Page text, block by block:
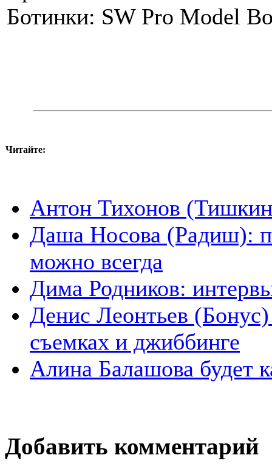
Ботинки: SW Pro Model
Читайте:
Антон Тихонов
Даша Носова (Радиш):
можно всегда
Дима Родников:
Денис Леонтьев
съемках и джиббинге
Алина Балашова будет
Добавить комментарий